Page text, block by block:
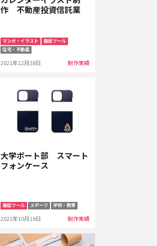
作 不動産投資信託業
マンガ・イラスト
販促ツール
住宅・不動産
2021年12月28日 制作実績
大学ボート部 スマート
フォンケース
販促ツール スポーツ 学校・教育
2021年10月19日 制作実績